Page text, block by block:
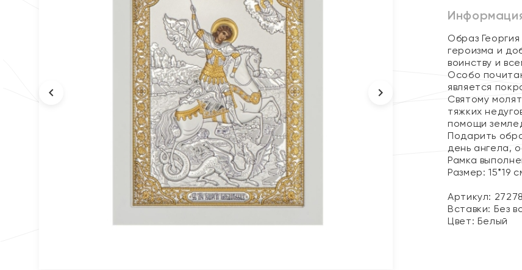
Образ
героизма и
воинству и
Особо
является
Святому
тяжких
помощи
Подарить
день ангела,
Рамка
Размер: 15*19
Артикул:
Вставки: Без
Цвет: Белый